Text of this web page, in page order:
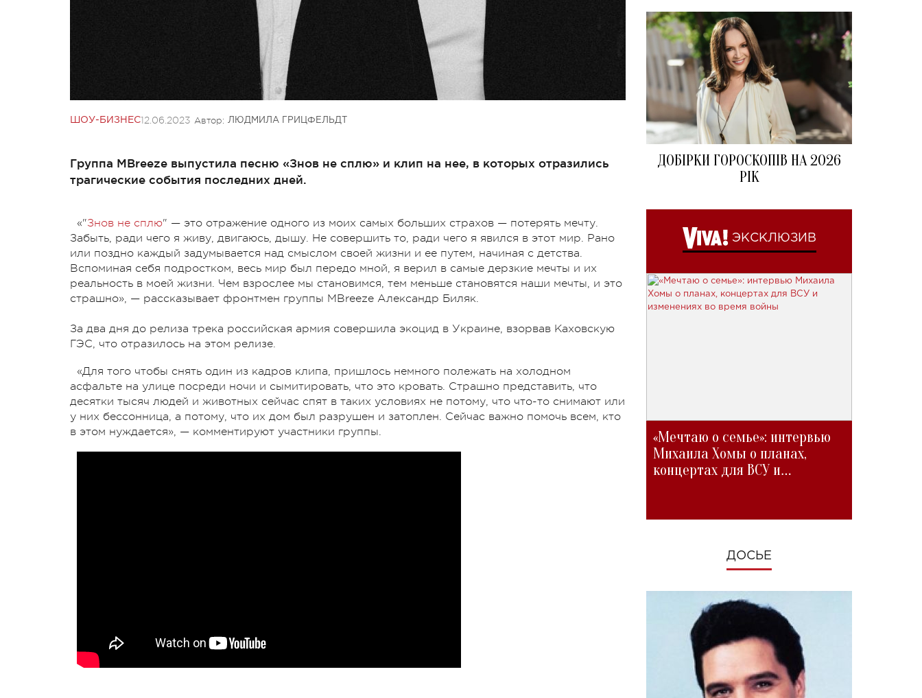
ШОУ-БИЗНЕС12.06.2023 Автор: ЛЮДМИЛА ГРИЦФЕЛЬДТ
Группа MBreeze выпустила песню «Знов не сплю» и клип на нее, в которых отразились
трагические события последних дней.
«"Знов не сплю" — это отражение одного из моих самых больших страхов — потерять мечту.
Забыть, ради чего я живу, двигаюсь, дышу. Не совершить то, ради чего я явился в этот мир. Рано
или поздно каждый задумывается над смыслом своей жизни и ее путем, начиная с детства.
Вспоминая себя подростком, весь мир был передо мной, я верил в самые дерзкие мечты и их
реальность в моей жизни. Чем взрослее мы становимся, тем меньше становятся наши мечты, и это
страшно», — рассказывает фронтмен группы MBreeze Александр Биляк.
За два дня до релиза трека российская армия совершила экоцид в Украине, взорвав Каховскую
ГЭС, что отразилось на этом релизе.
«Для того чтобы снять один из кадров клипа, пришлось немного полежать на холодном
асфальте на улице посреди ночи и сымитировать, что это кровать. Страшно представить, что
десятки тысяч людей и животных сейчас спят в таких условиях не потому, что что-то снимают или
у них бессонница, а потому, что их дом был разрушен и затоплен. Сейчас важно помочь всем, кто
в этом нуждается», — комментируют участники группы.
ДОБІРКИ ГОРОСКОПІВ НА 2026
РІК
ЭКСКЛЮЗИВ
«Мечтаю о семье»: интервью
Михаила Хомы о планах,
концертах для ВСУ и
ДОСЬЕ